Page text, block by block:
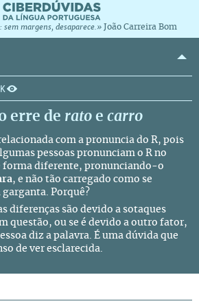
margens, desaparece.» João Carreira Bom
erre de rato e carro
com a pronuncia do R, pois
pessoas pronunciam o R no
forma diferente, pronunciando-o
, e não tão carregado como se
garganta. Porquê?
diferenças são devido a sotaques
questão, ou se é devido a outro fator,
diz a palavra. É uma dúvida que
de ver esclarecida.